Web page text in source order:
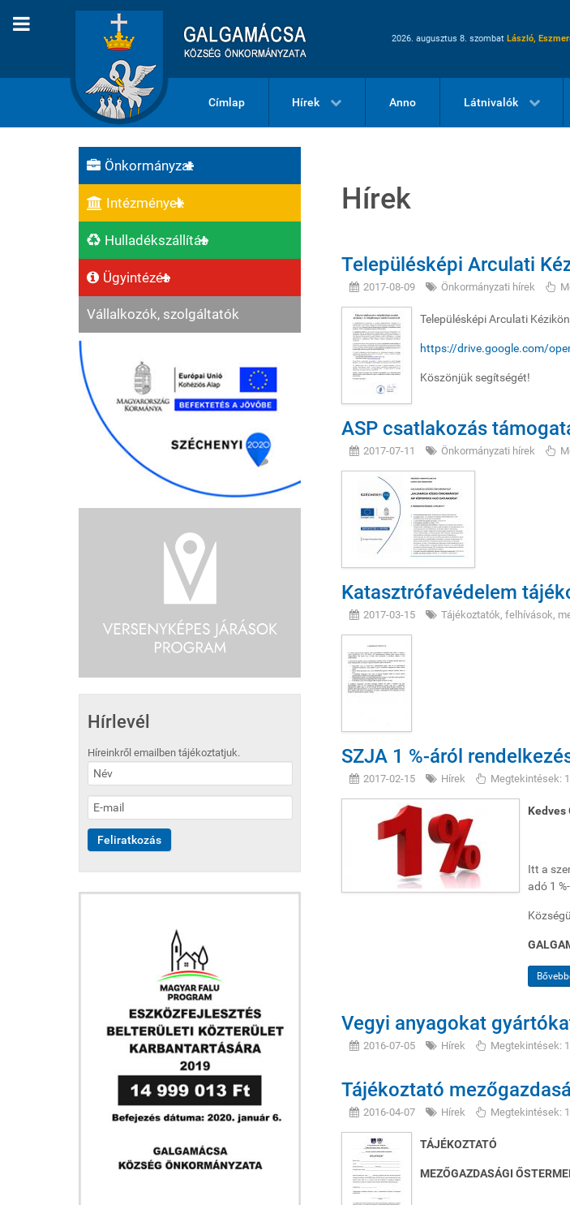
2026. augusztus 8. szombat László,
Címlap Hírek Anno Látnivalók
Önkormányzat
Intézmények
Hulladékszállítás
Ügyintézés
Vállalkozók, szolgáltatók
Hírlevél
Híreinkről emailben tájékoztatjuk.
Hírek
Településképi Arculati
2017-08-09 Önkormányzati hírek
Településképi Arculati
https://drive.google.com/
Köszönjük segítségét!
ASP csatlakozás
2017-07-11 Önkormányzati hírek
Katasztrófavédelem
2017-03-15 Tájékoztatók, felhívások,
SZJA 1 %-áról
2017-02-15 Hírek Megtekintések:
Kedves
Itt a
adó 1
Vegyi anyagokat
2016-07-05 Hírek Megtekintések:
Tájékoztató
2016-04-07 Hírek Megtekintések:
TÁJÉKOZTATÓ
MEZŐGAZDASÁGI